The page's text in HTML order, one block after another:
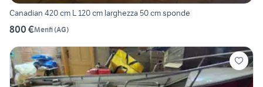
Canadian 420 cm L 120 cm larghezza 50 cm sponde
800 €Menfi(AG)